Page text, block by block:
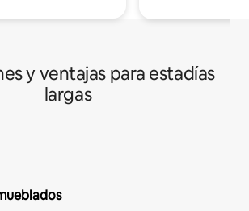
y ventajas para estadías
largas